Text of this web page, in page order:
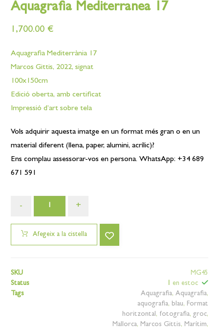
Aquagrafia Mediterranea 17
1,700.00€
Aquagrafia Mediterrània 17
Marcos Gittis, 2022, signat
100x150cm
Edició oberta, amb certificat
Impressió d’art sobre tela
Vols adquirir aquesta imatge en un format més gran o en un
material diferent (llena, paper, alumini, acrílic)?
Ens complau assessorar-vos en persona. WhatsApp: +34 689
671 591
- +
Afegeix a la cistella
SKU
MG45
Status
1 en estoc
Tags
Aquagrafia, Aquagrafia,
aquografia, blau, Format
horitzontal, fotografia, groc,
Mallorca, Marcos Gittis, Marítim,